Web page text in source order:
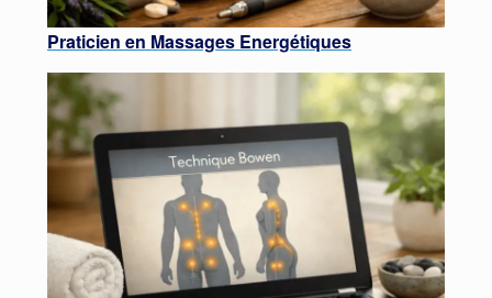
Praticien en Massages Energétiques